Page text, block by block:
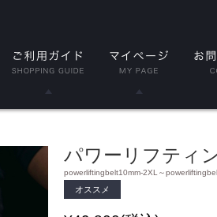
パワーリフティ
powerliftingbelt10mm-2XL～
オススメ